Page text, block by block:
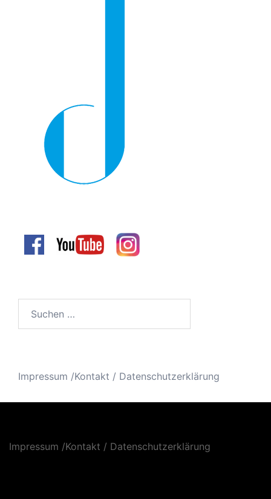
Impressum /Kontakt / Datenschutzerklärung
Impressum /Kontakt / Datenschutzerklärung